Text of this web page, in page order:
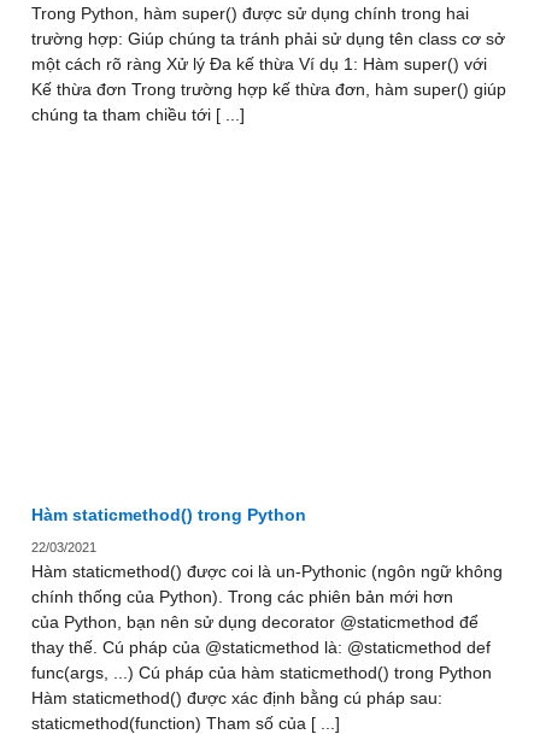
Trong Python, hàm super() được sử dụng chính trong hai
trường hợp: Giúp chúng ta tránh phải sử dụng tên class cơ sở
một cách rõ ràng Xử lý Đa kế thừa Ví dụ 1: Hàm super() với
Kế thừa đơn Trong trường hợp kế thừa đơn, hàm super() giúp
chúng ta tham chiều tới [ ...]
Hàm staticmethod() trong Python
22/03/2021
Hàm staticmethod() được coi là un-Pythonic (ngôn ngữ không
chính thống của Python). Trong các phiên bản mới hơn
của Python, bạn nên sử dụng decorator @staticmethod để
thay thế. Cú pháp của @staticmethod là: @staticmethod def
func(args, ...) Cú pháp của hàm staticmethod() trong Python
Hàm staticmethod() được xác định bằng cú pháp sau:
staticmethod(function) Tham số của [ ...]